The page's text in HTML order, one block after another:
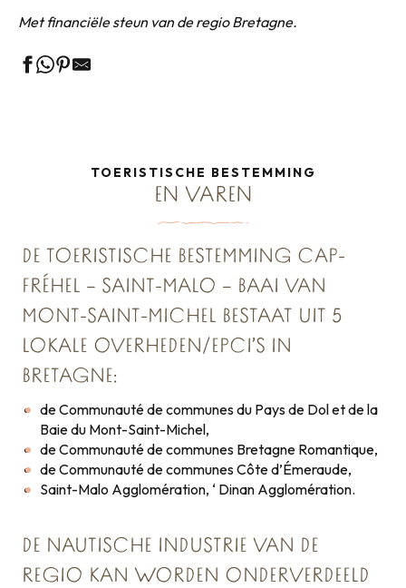
Met financiële steun van de regio Bretagne.
TOERISTISCHE BESTEMMING
EN VAREN
DE TOERISTISCHE BESTEMMING CAP-
FRÉHEL – SAINT-MALO – BAAI VAN
MONT-SAINT-MICHEL BESTAAT UIT 5
LOKALE OVERHEDEN/EPCI’S IN
BRETAGNE:
de Communauté de communes du Pays de Dol et de la
Baie du Mont-Saint-Michel,
de Communauté de communes Bretagne Romantique,
de Communauté de communes Côte d’Émeraude,
Saint-Malo Agglomération, ‘ Dinan Agglomération.
DE NAUTISCHE INDUSTRIE VAN DE
REGIO KAN WORDEN ONDERVERDEELD